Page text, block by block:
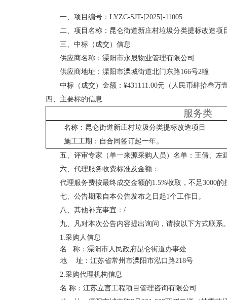
一、项目编号： LYZC-SJT-[2025]-11005
二、项目名称：昆仑街道新庄村垃圾分类提标改造项
三、中标（成交）信息
供应商名称： 溧阳市永晟物业管理有限公司
供应商地址： 溧阳市溧城街道北门东路166号2幢
中标（成交）金额： ¥431111.00元 （人民币肆拾叁万
四、 主要标的信息
服务类
名称： 昆仑街道新庄村垃圾分类提标改造项目
施工工期： 自合同签订起一年。
五、 评审专家（单一来源采购人 员）名单： 王倩、左
六、代理服务收费标准及金额：
代理服务费按最终成交金额的1.5%收取 ， 不足3000的
七、公告期限自本公告发布之日起1个工作日。
八、其他补充事宜 ： /
九、凡对本次公告内容提出询问，请按以下方式联系
1.采购人信息
名
称：溧阳市人民政府昆仑街道办事处
地
址：江苏省常州市溧阳市泓口路218号
2.采购代理机构信息
名 称： 江苏立言工程项目管理咨询有限公司